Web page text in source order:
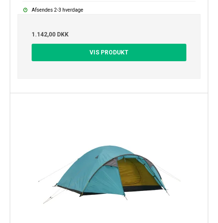
Afsendes 2-3 hverdage
1.142,00 DKK
VIS PRODUKT